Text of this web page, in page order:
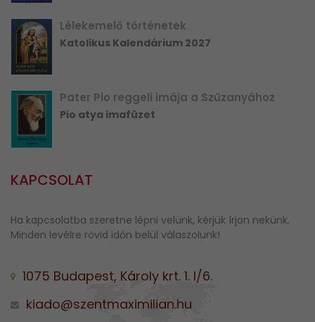
Lélekemelő történetek
Katolikus Kalendárium 2027
Pater Pio reggeli imája a Szűzanyához
Pio atya imafüzet
KAPCSOLAT
Ha kapcsolatba szeretne lépni velünk, kérjük írjon nekünk.
Minden levélre rövid időn belül válaszolunk!
1075 Budapest, Károly krt. 1. I/6.
kiado@szentmaximilian.hu